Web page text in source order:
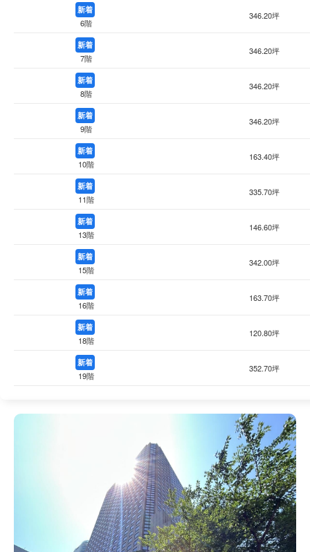
新着
6階
346.20坪
新着
7階
346.20坪
新着
8階
346.20坪
新着
9階
346.20坪
新着
10階
163.40坪
新着
11階
335.70坪
新着
13階
146.60坪
新着
15階
342.00坪
新着
16階
163.70坪
新着
18階
120.80坪
新着
19階
352.70坪